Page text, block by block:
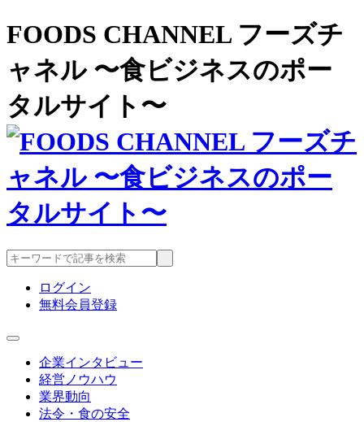
FOODS CHANNEL フーズチ
ャネル 〜食ビジネスのポー
タルサイト〜
ログイン
無料会員登録
企業インタビュー
経営ノウハウ
業界動向
法令・食の安全